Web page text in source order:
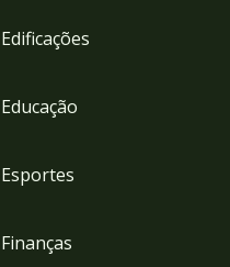
Edificações
Educação
Esportes
Finanças